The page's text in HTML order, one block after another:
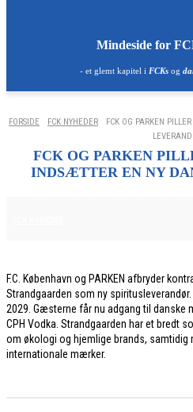
Mindeside for
- et glemt kapitel i FCKsog
FORSIDE FCK NYHEDER
FCK OG PARKEN
FCK OG PARKEN
INDSÆTTER EN NY
F.C. København og PARKEN afbryder
Strandgaarden som ny
2029. Gæsterne får nu adgang til danske
CPH Vodka. Strandgaarden har et bredt
om økologi og hjemlige brands,
internationale mærker.